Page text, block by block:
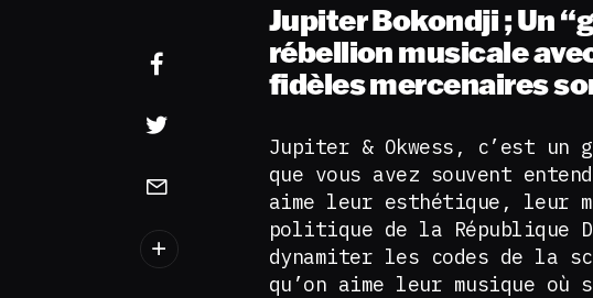
Jupiter Bokondji ; Un
rébellion musicale
fidèles mercenaires
Jupiter & Okwess, c’est un
que vous avez souvent
aime leur esthétique, leur
politique de la République
dynamiter les codes de la
qu’on aime leur musique